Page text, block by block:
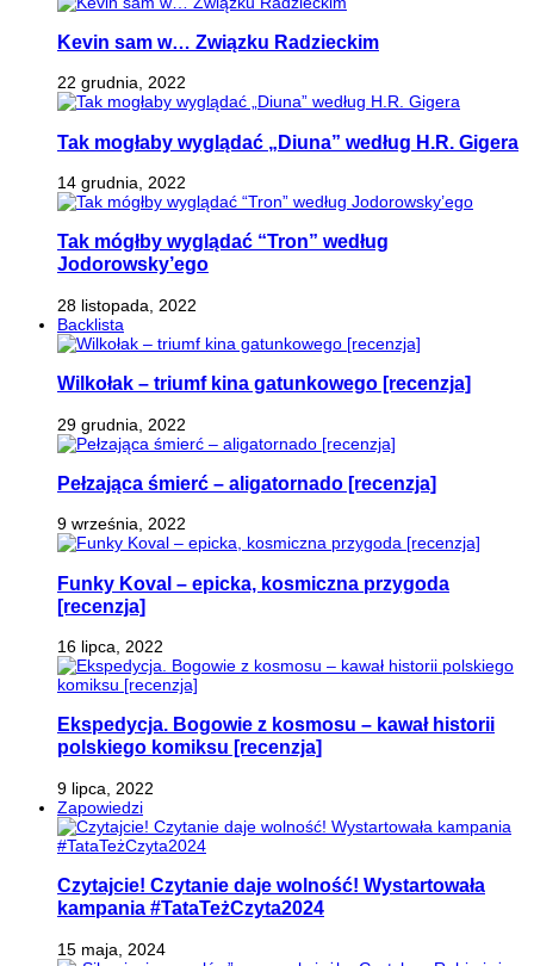
Kevin sam w… Związku Radzieckim
22 grudnia, 2022
Tak mogłaby wyglądać „Diuna” według H.R. Gigera
14 grudnia, 2022
Tak mógłby wyglądać “Tron” według
Jodorowsky’ego
28 listopada, 2022
Backlista
Wilkołak – triumf kina gatunkowego [recenzja]
29 grudnia, 2022
Pełzająca śmierć – aligatornado [recenzja]
9 września, 2022
Funky Koval – epicka, kosmiczna przygoda
[recenzja]
16 lipca, 2022
Ekspedycja. Bogowie z kosmosu – kawał historii
polskiego komiksu [recenzja]
9 lipca, 2022
Zapowiedzi
Czytajcie! Czytanie daje wolność! Wystartowała
kampania #TataTeżCzyta2024
15 maja, 2024